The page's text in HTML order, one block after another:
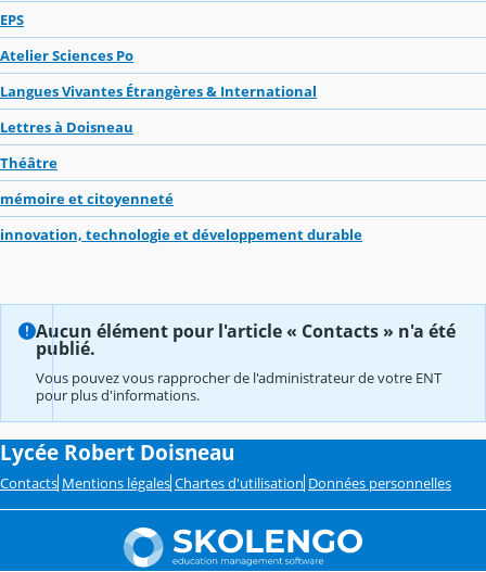
EPS
Atelier Sciences Po
Langues Vivantes Étrangères & International
Lettres à Doisneau
Théâtre
mémoire et citoyenneté
innovation, technologie et développement durable
Aucun élément pour l'article « Contacts » n'a été
publié.
Vous pouvez vous rapprocher de l'administrateur de votre ENT
pour plus d'informations.
Lycée Robert Doisneau
Contacts Mentions légales Chartes d'utilisation Données personnelles